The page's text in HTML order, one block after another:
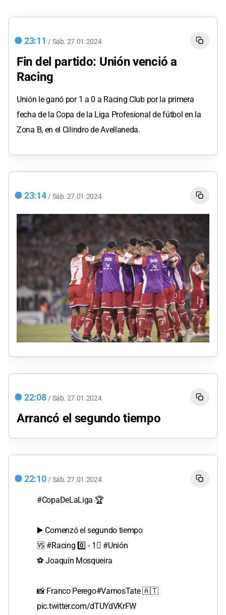
23:11 / Sáb. 27.01.2024
Fin del partido: Unión venció a
Racing
Unión le ganó por 1 a 0 a Racing Club por la primera
fecha de la Copa de la Liga Profesional de fútbol en la
Zona B, en el Cilindro de Avellaneda.
23:14 / Sáb. 27.01.2024
22:08 / Sáb. 27.01.2024
Arrancó el segundo tiempo
22:10 / Sáb. 27.01.2024
#CopaDeLaLiga 🏆
▶️ Comenzó el segundo tiempo
🆚 #Racing 0️⃣ - 1⃣ #Unión
⚽️ Joaquín Mosqueira
📸 Franco Perego#VamosTate🇦🇹
pic.twitter.com/dTUYdVKrFW